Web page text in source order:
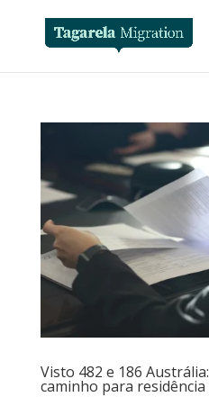
Visto 482 e 186
caminho para